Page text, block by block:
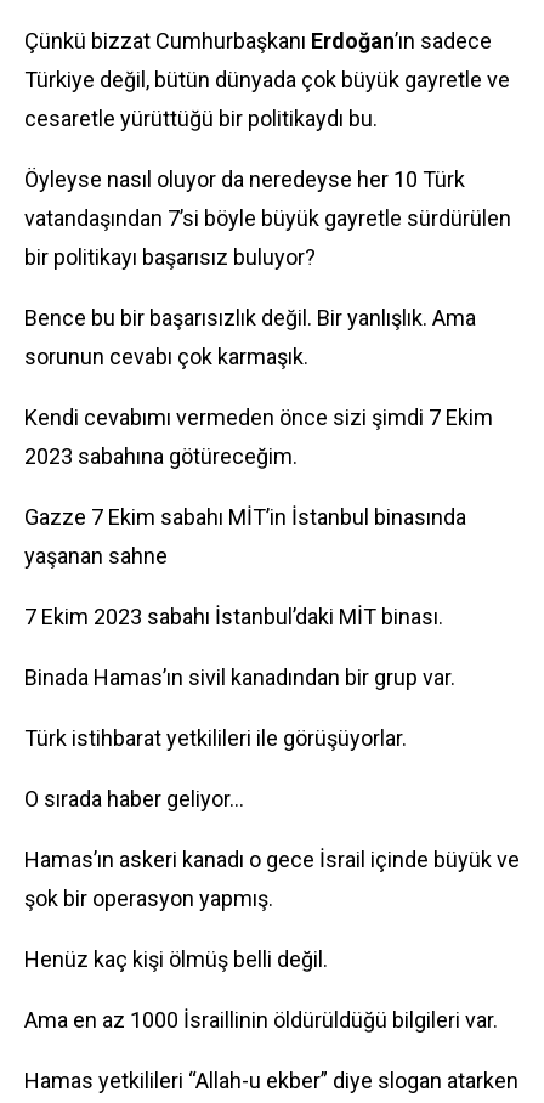
Çünkü bizzat Cumhurbaşkanı Erdoğan’ın sadece
Türkiye değil, bütün dünyada çok büyük gayretle ve
cesaretle yürüttüğü bir politikaydı bu.
Öyleyse nasıl oluyor da neredeyse her 10 Türk
vatandaşından 7’si böyle büyük gayretle sürdürülen
bir politikayı başarısız buluyor?
Bence bu bir başarısızlık değil. Bir yanlışlık. Ama
sorunun cevabı çok karmaşık.
Kendi cevabımı vermeden önce sizi şimdi 7 Ekim
2023 sabahına götüreceğim.
Gazze 7 Ekim sabahı MİT’in İstanbul binasında
yaşanan sahne
7 Ekim 2023 sabahı İstanbul’daki MİT binası.
Binada Hamas’ın sivil kanadından bir grup var.
Türk istihbarat yetkilileri ile görüşüyorlar.
O sırada haber geliyor…
Hamas’ın askeri kanadı o gece İsrail içinde büyük ve
şok bir operasyon yapmış.
Henüz kaç kişi ölmüş belli değil.
Ama en az 1000 İsraillinin öldürüldüğü bilgileri var.
Hamas yetkilileri “Allah-u ekber” diye slogan atarken